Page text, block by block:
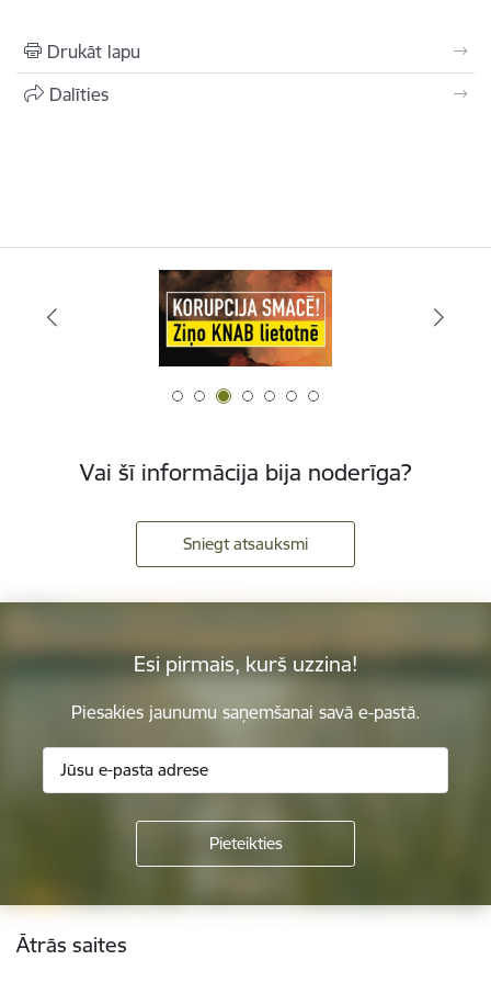
Drukāt lapu
Dalīties
Vai šī informācija bija noderīga?
Sniegt atsauksmi
Esi pirmais, kurš uzzina!
Piesakies jaunumu saņemšanai savā e-pastā.
Kājene
Ātrās saites